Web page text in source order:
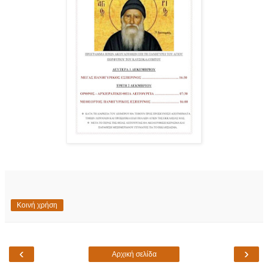
Κοινή χρήση
‹ ›
Αρχική σελίδα